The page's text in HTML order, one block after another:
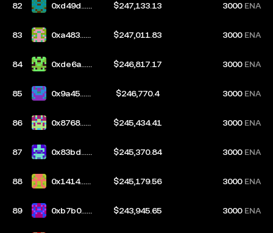
82
0xd49d...8
$247,133.13 3000 ENA
83
0xa483...5
$247,011.83 3000 ENA
84
0xde6a...5
$246,817.17 3000 ENA
85
0x9a45...d
$246,770.4 3000 ENA
86
0x8768...d
$245,434.41 3000 ENA
87
0x83bd...c
$245,370.84 3000 ENA
88
0x1414...8
$245,179.56 3000 ENA
89
0xb7b0...a
$243,945.65 3000 ENA